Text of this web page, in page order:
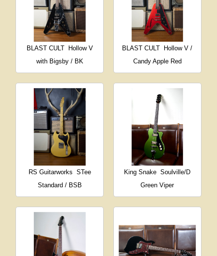
BLAST CULT
Hollow V
with Bigsby / BK
BLAST CULT
Hollow V /
Candy Apple Red
RS Guitarworks STee
Standard / BSB
King Snake Soulville/D
Green Viper